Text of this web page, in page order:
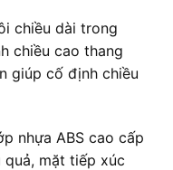
chiều dài trong
chiều cao thang
giúp cố định chiều
nhựa ABS cao cấp
mặt tiếp xúc